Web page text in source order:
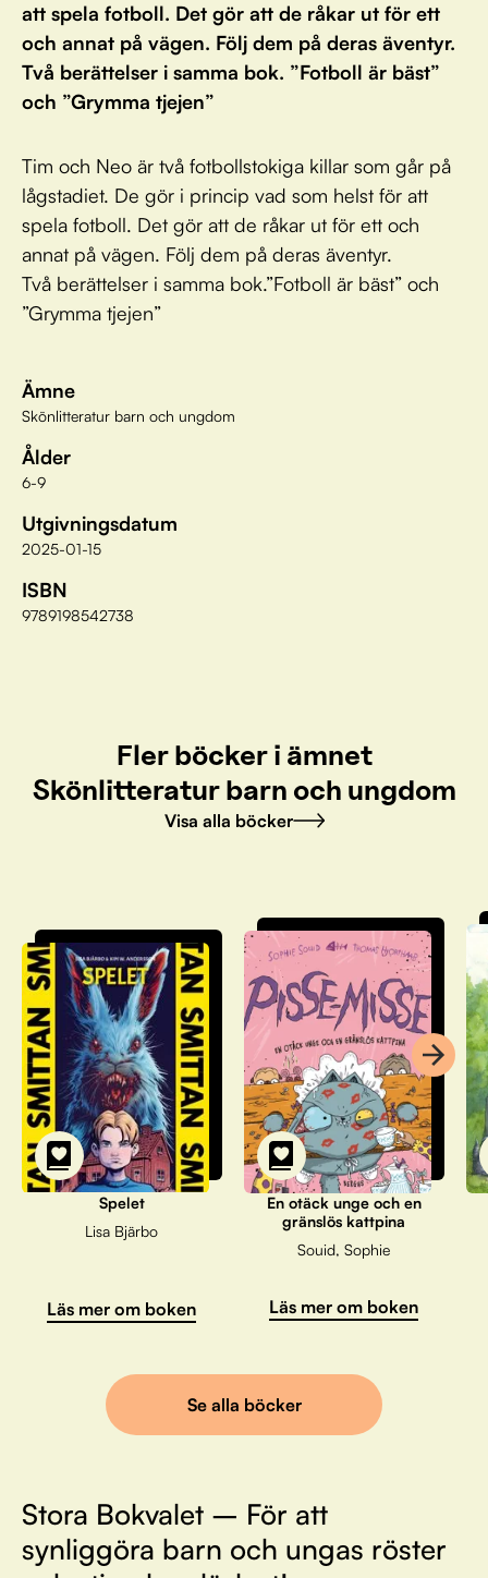
att spela fotboll. Det gör att de råkar ut för ett
och annat på vägen. Följ dem på deras äventyr.
Två berättelser i samma bok. ”Fotboll är bäst”
och ”Grymma tjejen”
Tim och Neo är två fotbollstokiga killar som går på
lågstadiet. De gör i princip vad som helst för att
spela fotboll. Det gör att de råkar ut för ett och
annat på vägen. Följ dem på deras äventyr.
Två berättelser i samma bok.”Fotboll är bäst” och
”Grymma tjejen”
Ämne
Skönlitteratur barn och ungdom
Ålder
6-9
Utgivningsdatum
2025-01-15
ISBN
9789198542738
Fler böcker i ämnet
Skönlitteratur barn och ungdom
Visa alla böcker
Spelet
Lisa Bjärbo
Läs mer om boken
En otäck unge och en
gränslös kattpina
Souid, Sophie
Läs mer om boken
Se alla böcker
Stora Bokvalet – För att
synliggöra barn och ungas röster